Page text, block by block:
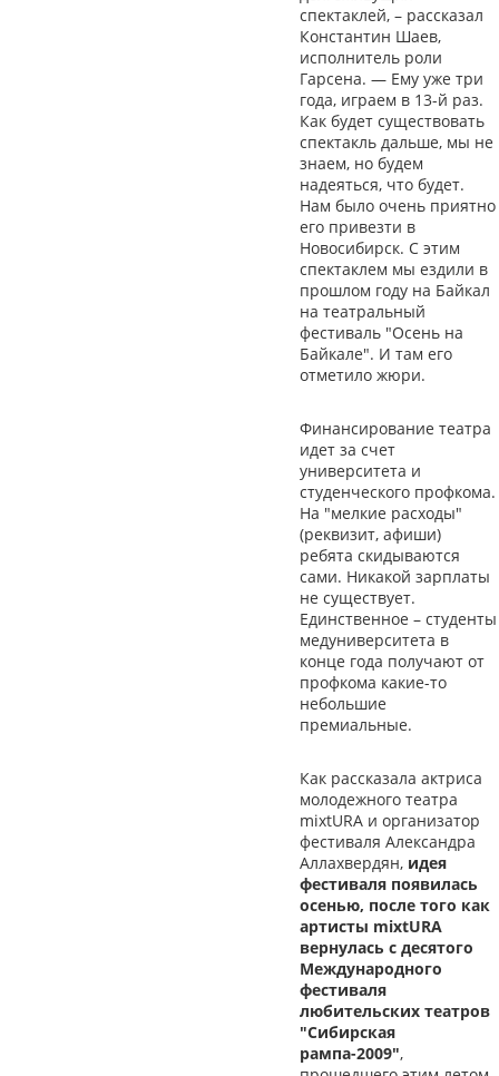
спектаклей, – рассказал
Константин Шаев,
исполнитель роли
Гарсена. — Ему уже три
года, играем в 13-й раз.
Как будет существовать
спектакль дальше, мы не
знаем, но будем
надеяться, что будет.
Нам было очень приятно
его привезти в
Новосибирск. С этим
спектаклем мы ездили в
прошлом году на Байкал
на театральный
фестиваль "Осень на
Байкале". И там его
отметило жюри.
Финансирование театра
идет за счет
университета и
студенческого профкома.
На "мелкие расходы"
(реквизит, афиши)
ребята скидываются
сами. Никакой зарплаты
не существует.
Единственное – студенты
медуниверситета в
конце года получают от
профкома какие-то
небольшие
премиальные.
Как рассказала актриса
молодежного театра
mixtURA и организатор
фестиваля Александра
Аллахвердян, идея
фестиваля появилась
осенью, после того как
артисты mixtURA
вернулась с десятого
Международного
фестиваля
любительских театров
"Сибирская
рампа-2009",